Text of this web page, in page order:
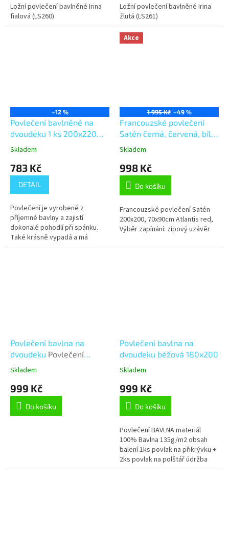
Ložní povlečení bavlněné Irina
fialová (LS260)
Ložní povlečení bavlněné Irina
žlutá (LS261)
–12 %
Povlečení bavlněné na
dvoudeku 1 ks 200x220
cm + 2 ks 70x90 cm hnědá
Skladem
783 Kč
DETAIL
Povlečení je vyrobené z
příjemné bavlny a zajistí
dokonalé pohodlí při spánku.
Také krásně vypadá a má
kvalitní potisk, což zaručuje
Akce
1 995 Kč –49 %
Francouzské povlečení
Satén černá, červená, bílá
200x200, 70x90cm
zapínání: zipový uzávěr
Skladem
998 Kč
Do košíku
Francouzské povlečení Satén
200x200, 70x90cm Atlantis red,
Výběr zapínání: zipový uzávěr
Povlečení bavlna na
dvoudeku Povlečení
bavlna na dvoudeku - 1ks
Koule
Skladem
999 Kč
Do košíku
Povlečení bavlna na
dvoudeku béžová 180x200
Skladem
999 Kč
Do košíku
Povlečení BAVLNA materiál
100% Bavlna 135g/m2 obsah
balení 1ks povlak na přikrývku +
2ks povlak na polštář údržba
povlečení praní na 60°C mírný